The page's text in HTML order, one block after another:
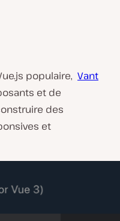
populaire, Vant
et de
des
et